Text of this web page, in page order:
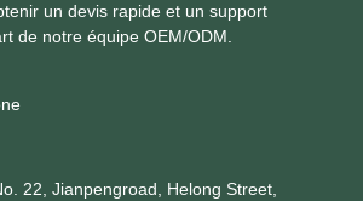
un devis rapide et un support
de notre équipe OEM/ODM.
22, Jianpengroad, Helong Street,